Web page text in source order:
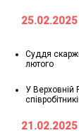
25.02.2025
Суддя
лютого
У Верховній
21.02.2025